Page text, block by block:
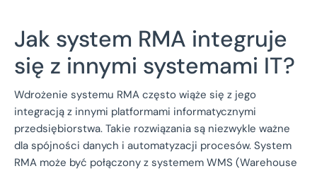
Jak system RMA integruje
się z innymi systemami IT?
Wdrożenie systemu RMA często wiąże się z jego
integracją z innymi platformami informatycznymi
przedsiębiorstwa. Takie rozwiązania są niezwykle ważne
dla spójności danych i automatyzacji procesów. System
RMA może być połączony z systemem WMS (Warehouse